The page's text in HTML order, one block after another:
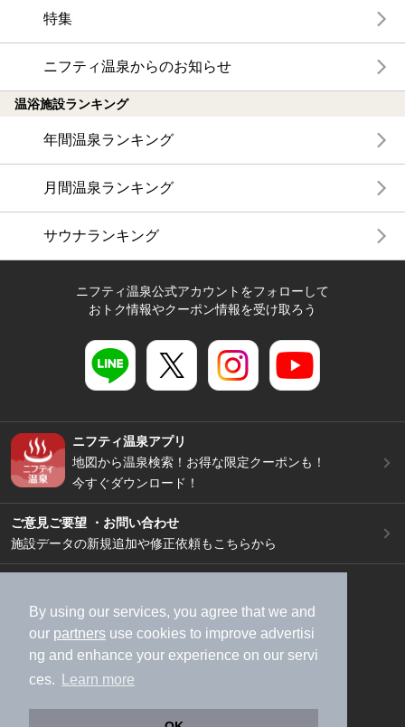
By using our services, you agree that we and
our partners use cookies to improve advertisi
ng and enhance your experience on our servi
ces.
Learn more
特集
ニフティ温泉からのお知らせ
温浴施設ランキング
年間温泉ランキング
月間温泉ランキング
サウナランキング
ニフティ温泉公式アカウントをフォローして
おトク情報やクーポン情報を受け取ろう
ニフティ温泉アプリ
地図から温泉検索！お得な限定クーポンも！
今すぐダウンロード！
ご意見ご要望 ・お問い合わせ
施設データの新規追加や修正依頼もこちらから
加盟店募集（資料請求）
広告出稿のご案内
利用規約
ライフスタイルMEMBERS+規約
特定商取引法に基づく表記
ヘルプ
採用情報
運営会社